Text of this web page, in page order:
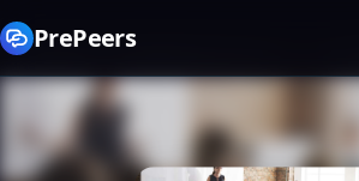
PrePeers